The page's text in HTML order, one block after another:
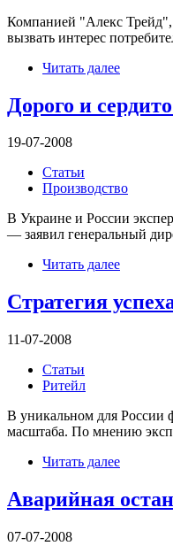
Компанией "Алекс Трейд",
вызвать интерес
Читать далее
Дорого и
19-07-2008
Статьи
Производство
В Украине и России
— заявил генеральный
Читать далее
Стратегия
11-07-2008
Статьи
Ритейл
В уникальном для России
масштаба. По мнению
Читать далее
Аварийная
07-07-2008